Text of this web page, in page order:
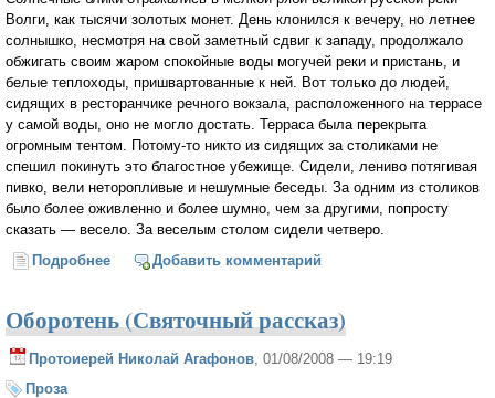
Волги, как тысячи золотых монет. День клонился к вечеру, но летнее
солнышко, несмотря на свой заметный сдвиг к западу, продолжало
обжигать своим жаром спокойные воды могучей реки и пристань, и
белые теплоходы, пришвартованные к ней. Вот только до людей,
сидящих в ресторанчике речного вокзала, расположенного на террасе
у самой воды, оно не могло достать. Терраса была перекрыта
огромным тентом. Потому-то никто из сидящих за столиками не
спешил покинуть это благостное убежище. Сидели, лениво потягивая
пивко, вели неторопливые и нешумные беседы. За одним из столиков
было более оживленно и более шумно, чем за другими, попросту
сказать — весело. За веселым столом сидели четверо.
Подробнее о Внук Шаляпина
Добавить комментарий
Оборотень (Святочный рассказ)
Протоиерей Николай Агафонов, 01/08/2008 — 19:19
Проза